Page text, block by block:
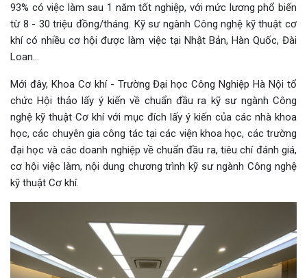
93% có việc làm sau 1 năm tốt nghiệp, với mức lương phổ biến
từ 8 - 30 triệu đồng/tháng. Kỹ sư ngành Công nghệ kỹ thuật cơ
khí có nhiều cơ hội được làm việc tại Nhật Bản, Hàn Quốc, Đài
Loan...
Mới đây, Khoa Cơ khí - Trường Đại học Công Nghiệp Hà Nội tổ
chức Hội thảo lấy ý kiến về chuẩn đầu ra kỹ sư ngành Công
nghệ kỹ thuật Cơ khí với mục đích lấy ý kiến của các nhà khoa
học, các chuyên gia công tác tại các viện khoa học, các trường
đại học và các doanh nghiệp về chuẩn đầu ra, tiêu chí đánh giá,
cơ hội việc làm, nội dung chương trình kỹ sư ngành Công nghệ
kỹ thuật Cơ khí.